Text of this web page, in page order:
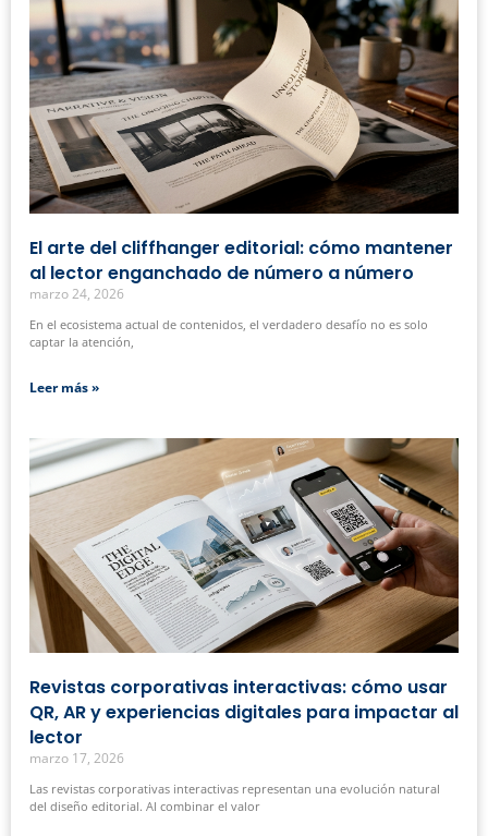
El arte del cliffhanger editorial: cómo mantener
al lector enganchado de número a número
marzo 24, 2026
En el ecosistema actual de contenidos, el verdadero desafío no es solo
captar la atención,
Leer más »
Revistas corporativas interactivas: cómo usar
QR, AR y experiencias digitales para impactar al
lector
marzo 17, 2026
Las revistas corporativas interactivas representan una evolución natural
del diseño editorial. Al combinar el valor